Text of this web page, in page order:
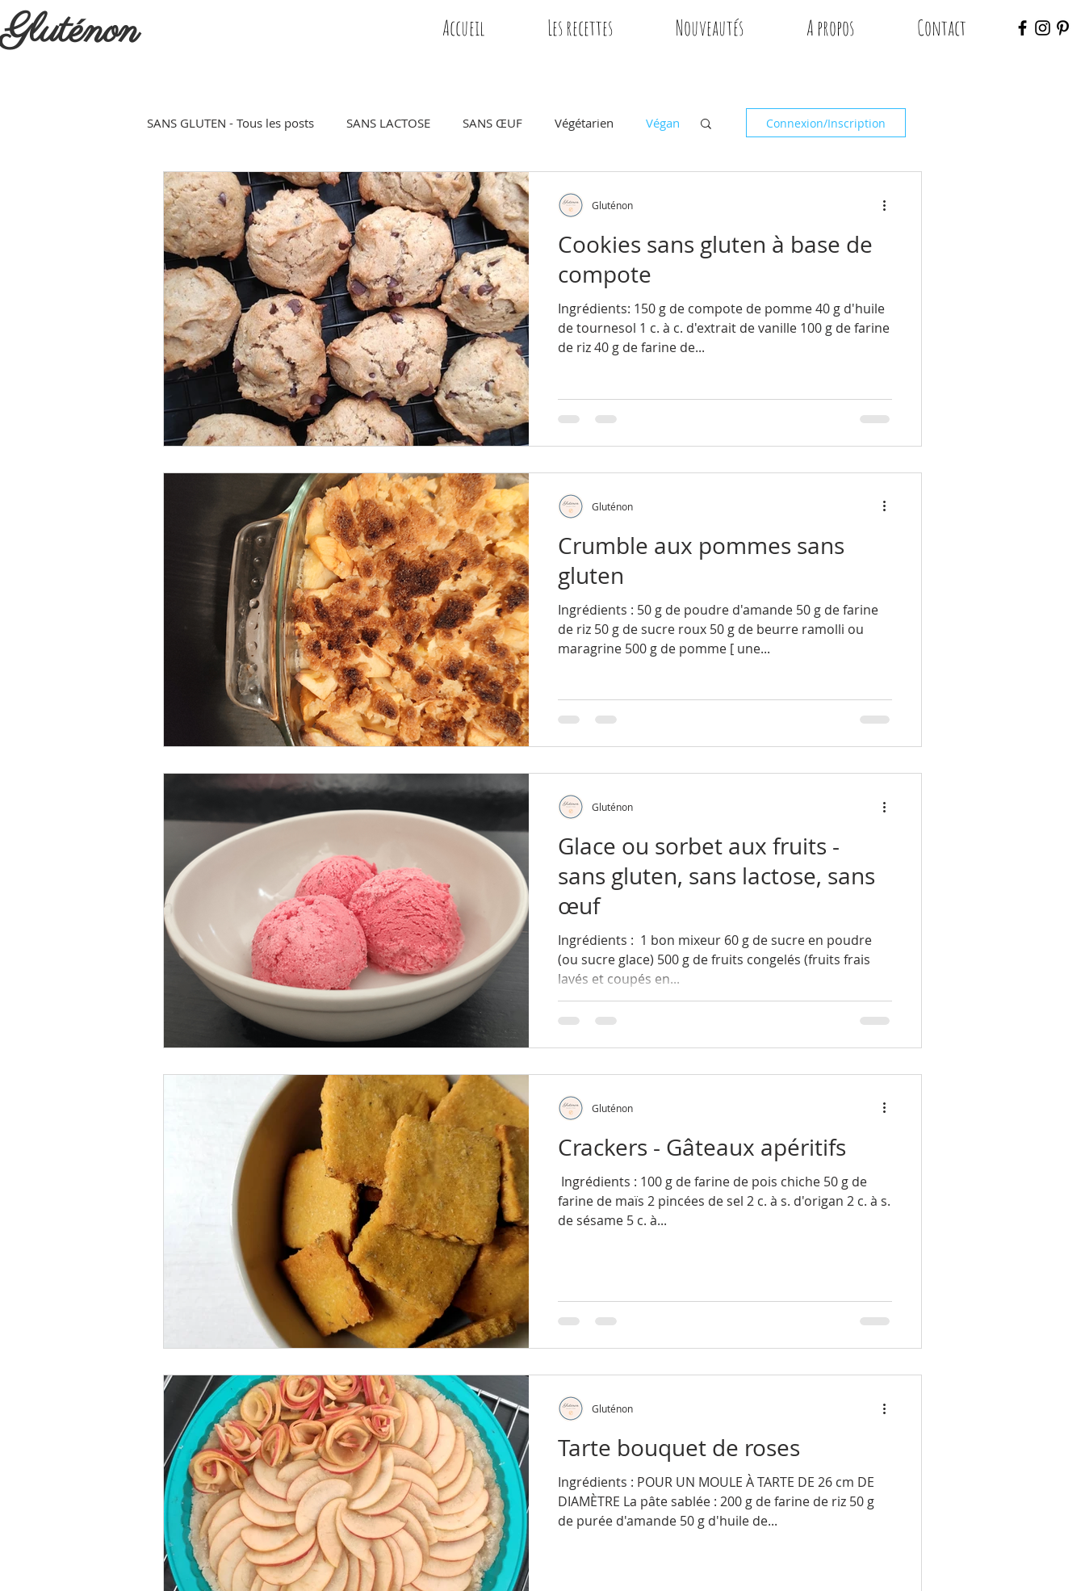
Gluténon Accueil Les recettes Nouveautés A propos Contact
SANS GLUTEN - Tous les posts SANS LACTOSE SANS ŒUF Végétarien Végan
Pain Apéritif Entrée Plat Dessert Petit déjeuner
Snack - collation Goûter Gâteau Anniversaire Chocolat Sucré
Salé Noël
Connexion/Inscription
Cookies sans gluten à base de
compote
Ingrédients: 150 g de compote de pomme 40 g d'huile
de tournesol 1 c. à c. d'extrait de vanille 100 g de farine
de riz 40 g de farine de...
Gluténon
Crumble aux pommes sans
gluten
Ingrédients : 50 g de poudre d'amande 50 g de farine
de riz 50 g de sucre roux 50 g de beurre ramolli ou
maragrine 500 g de pomme [ une...
Gluténon
Glace ou sorbet aux fruits -
sans gluten, sans lactose, sans
œuf
Ingrédients : ​​​​​ ​1 bon mixeur 60 g de sucre en poudre
(ou sucre glace) 500 g de fruits congelés (fruits frais
lavés et coupés en...
Gluténon
Crackers - Gâteaux apéritifs
​​​​​ Ingrédients : 100 g de farine de pois chiche 50 g de
farine de maïs 2 pincées de sel 2 c. à s. d'origan 2 c. à s.
de sésame 5 c. à...
Gluténon
Tarte bouquet de roses
Ingrédients : POUR UN MOULE À TARTE DE 26 cm DE
DIAMÈTRE​ La pâte sablée : 200 g de farine de riz 50 g
de purée d'amande 50 g d'huile de...
Gluténon